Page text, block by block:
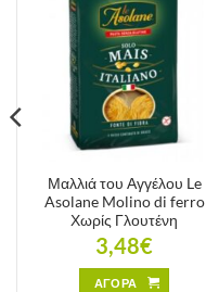
Μαλλιά του Αγγέλου Le
Asolane Molino di ferro
Χωρίς Γλουτένη
3,48€
ΑΓΟΡΑ